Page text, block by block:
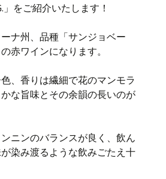
をご紹介いたします！
ナ州、品種「サンジョベー
赤ワインになります。
、香りは繊細で花のマンモラ
な旨味とその余韻の長いのが
ニンのバランスが良く、飲ん
染み渡るような飲みごたえ十